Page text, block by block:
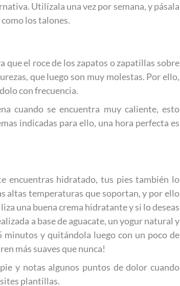
Utilízala una vez por semana, y pásala
los talones.
que el roce de los zapatos o zapatillas sobre
que luego son muy molestas. Por ello,
con frecuencia.
cuando se encuentra muy caliente, esto
indicadas para ello, una hora perfecta es
encuentras hidratado, tus pies también lo
altas temperaturas que soportan, y por ello
una buena crema hidratante y si lo deseas
a base de aguacate, un yogur natural y
y quitándola luego con un poco de
más suaves que nunca!
y notas algunos puntos de dolor cuando
plantillas.